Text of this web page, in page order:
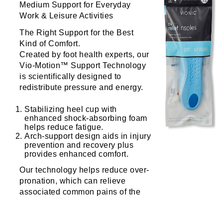
Medium Support for Everyday
Work & Leisure Activities
The Right Support for the Best
Kind of Comfort.
Created by foot health experts, our
Vio-Motion™ Support Technology
is scientifically designed to
redistribute pressure and energy.
Stabilizing heel cup with
enhanced shock-absorbing foam
helps reduce fatigue.
Arch-support design aids in injury
prevention and recovery plus
provides enhanced comfort.
Our technology helps reduce over-
pronation, which can relieve
associated common pains of the